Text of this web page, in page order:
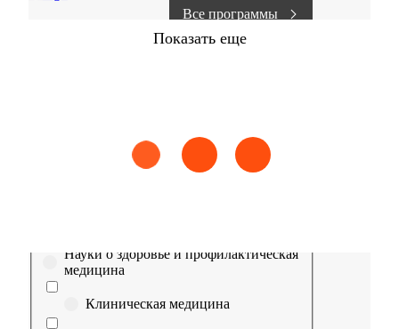
Все программы
Показать еще
Сестринское дело Эпидемиология Медицинская помощь
Выберите направление
Науки о здоровье и профилактическая
медицина
Клиническая медицина